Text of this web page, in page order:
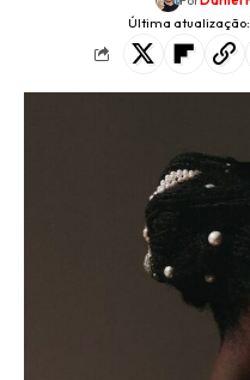
Última atualização: